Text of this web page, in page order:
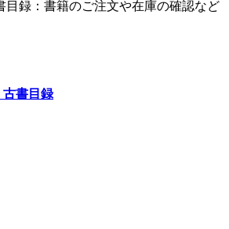
目録：書籍のご注文や在庫の確認など